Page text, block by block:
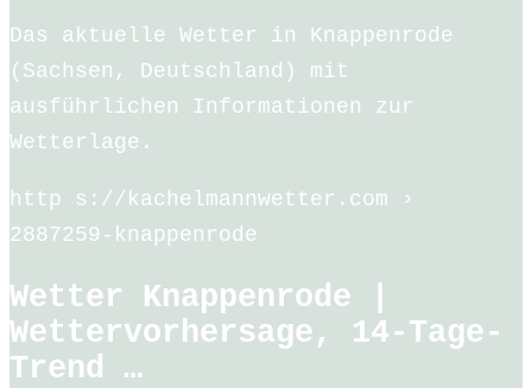
Das aktuelle Wetter in Knappenrode
(Sachsen, Deutschland) mit
ausführlichen Informationen zur
Wetterlage.
http s://kachelmannwetter.com ›
2887259-knappenrode
Wetter Knappenrode |
Wettervorhersage, 14-Tage-
Trend …